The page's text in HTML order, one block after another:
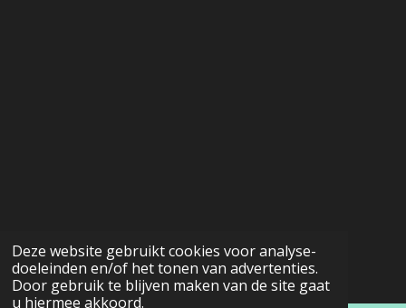
Deze website gebruikt cookies voor analyse-
doeleinden en/of het tonen van advertenties.
Door gebruik te blijven maken van de site gaat
u hiermee akkoord.